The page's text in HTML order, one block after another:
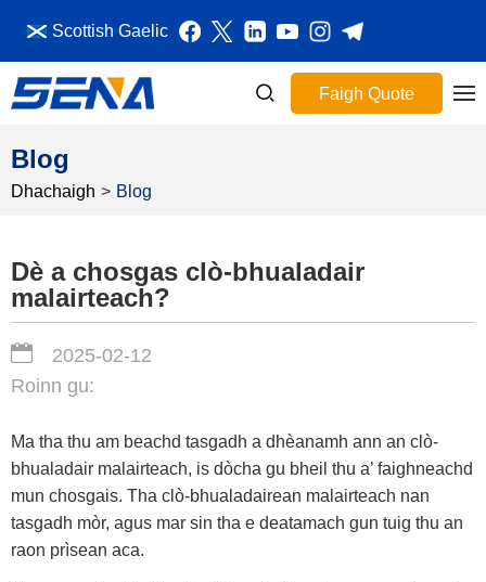
Scottish Gaelic
Faigh Quote
Blog
Dhachaigh > Blog
Dè a chosgas clò-bhualadair
malairteach?
2025-02-12
Roinn gu:
Ma tha thu am beachd tasgadh a dhèanamh ann an clò-
bhualadair malairteach, is dòcha gu bheil thu a’ faighneachd
mun chosgais. Tha clò-bhualadairean malairteach nan
tasgadh mòr, agus mar sin tha e deatamach gun tuig thu an
raon prìsean aca.